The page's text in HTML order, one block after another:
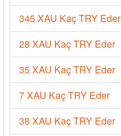
345 XAU Kaç TRY Eder
28 XAU Kaç TRY Eder
35 XAU Kaç TRY Eder
7 XAU Kaç TRY Eder
38 XAU Kaç TRY Eder